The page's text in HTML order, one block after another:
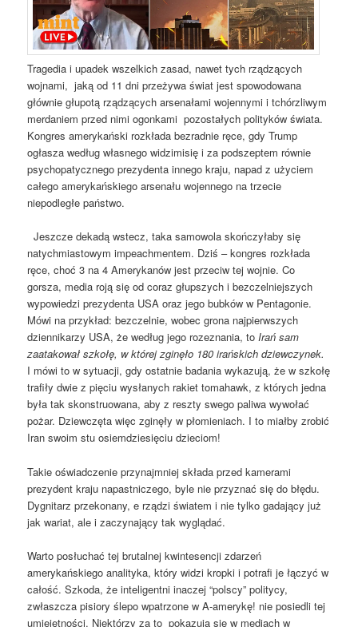
Tragedia i upadek wszelkich zasad, nawet tych rządzących
wojnami, jaką od 11 dni przeżywa świat jest spowodowana
głównie głupotą rządzących arsenałami wojennymi i tchórzliwym
merdaniem przed nimi ogonkami pozostałych polityków świata.
Kongres amerykański rozkłada bezradnie ręce, gdy Trump
ogłasza według własnego widzimisię i za podszeptem równie
psychopatycznego prezydenta innego kraju, napad z użyciem
całego amerykańskiego arsenału wojennego na trzecie
niepodległe państwo.
Jeszcze dekadą wstecz, taka samowola skończyłaby się
natychmiastowym impeachmentem. Dziś – kongres rozkłada
ręce, choć 3 na 4 Amerykanów jest przeciw tej wojnie. Co
gorsza, media roją się od coraz głupszych i bezczelniejszych
wypowiedzi prezydenta USA oraz jego bubków w Pentagonie.
Mówi na przykład: bezczelnie, wobec grona najpierwszych
dziennikarzy USA, że według jego rozeznania, toIrań sam
zaatakował szkołę, w której zginęło 180 irańskich dziewczynek.
I mówi to w sytuacji, gdy ostatnie badania wykazują, że w szkołę
trafiły dwie z pięciu wysłanych rakiet tomahawk, z których jedna
była tak skonstruowana, aby z reszty swego paliwa wywołać
pożar. Dziewczęta więc zginęły w płomieniach. I to miałby zrobić
Iran swoim stu osiemdziesięciu dzieciom!
Takie oświadczenie przynajmniej składa przed kamerami
prezydent kraju napastniczego, byle nie przyznać się do błędu.
Dygnitarz przekonany, e rządzi światem i nie tylko gadający już
jak wariat, ale i zaczynający tak wyglądać.
Warto posłuchać tej brutalnej kwintesencji zdarzeń
amerykańskiego analityka, który widzi kropki i potrafi je łączyć w
całość. Szkoda, że inteligentni inaczej “polscy” politycy,
zwłaszcza pisiory ślepo wpatrzone w A-amerykę! nie posiedli tej
umiejętności. Niektórzy za to pokazują się w mediach w